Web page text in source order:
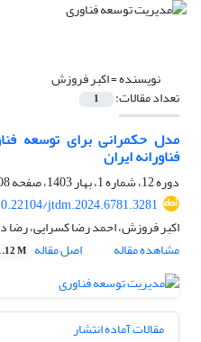
نویسنده =اکبر فروزش
تعداد مقالات: 1
مدل حکمرانی برای توسعه
فناورانه ایران
دوره 12، شماره 1، بهار 1403، صفحه
jtdm.2024.6781.3281
اکبر فروزش، احمد رضا کسرایی، رضا
مشاهده مقاله
اصل مقاله M
مقالات آماده انتشار